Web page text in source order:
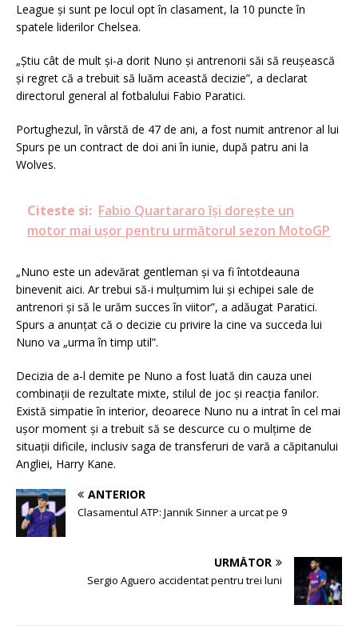
League și sunt pe locul opt în clasament, la 10 puncte în
spatele liderilor Chelsea.
„Știu cât de mult și-a dorit Nuno și antrenorii săi să reușească
și regret că a trebuit să luăm această decizie”, a declarat
directorul general al fotbalului Fabio Paratici.
Portughezul, în vârstă de 47 de ani, a fost numit antrenor al lui
Spurs pe un contract de doi ani în iunie, după patru ani la
Wolves.
Citeste si: Fabio Quartararo își dorește un
motor mai ușor pentru următorul sezon MotoGP
„Nuno este un adevărat gentleman și va fi întotdeauna
binevenit aici. Ar trebui să-i mulțumim lui și echipei sale de
antrenori și să le urăm succes în viitor”, a adăugat Paratici.
Spurs a anunțat că o decizie cu privire la cine va succeda lui
Nuno va „urma în timp util”.
Decizia de a-l demite pe Nuno a fost luată din cauza unei
combinații de rezultate mixte, stilul de joc și reacția fanilor.
Există simpatie în interior, deoarece Nuno nu a intrat în cel mai
ușor moment și a trebuit să se descurce cu o mulțime de
situații dificile, inclusiv saga de transferuri de vară a căpitanului
Angliei, Harry Kane.
ANTERIOR
Clasamentul ATP: Jannik Sinner a urcat pe 9
URMĂTOR
Sergio Aguero accidentat pentru trei luni